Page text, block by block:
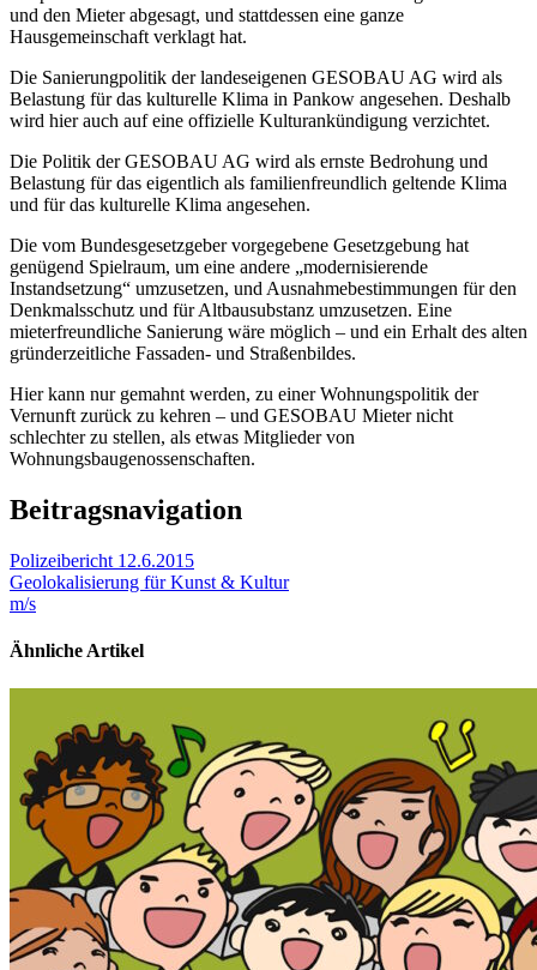
und den Mieter abgesagt, und stattdessen eine ganze
Hausgemeinschaft verklagt hat.
Die Sanierungpolitik der landeseigenen GESOBAU AG wird als
Belastung für das kulturelle Klima in Pankow angesehen. Deshalb
wird hier auch auf eine offizielle Kulturankündigung verzichtet.
Die Politik der GESOBAU AG wird als ernste Bedrohung und
Belastung für das eigentlich als familienfreundlich geltende Klima
und für das kulturelle Klima angesehen.
Die vom Bundesgesetzgeber vorgegebene Gesetzgebung hat
genügend Spielraum, um eine andere „modernisierende
Instandsetzung“ umzusetzen, und Ausnahmebestimmungen für den
Denkmalsschutz und für Altbausubstanz umzusetzen. Eine
mieterfreundliche Sanierung wäre möglich – und ein Erhalt des alten
gründerzeitliche Fassaden- und Straßenbildes.
Hier kann nur gemahnt werden, zu einer Wohnungspolitik der
Vernunft zurück zu kehren – und GESOBAU Mieter nicht
schlechter zu stellen, als etwas Mitglieder von
Wohnungsbaugenossenschaften.
Beitragsnavigation
Polizeibericht 12.6.2015
Geolokalisierung für Kunst & Kultur
m/s
Ähnliche Artikel